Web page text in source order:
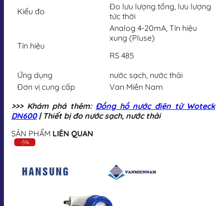
Kiểu đo
Đo lưu lượng tổng, lưu lượng
tức thời
Tín hiệu
Analog 4-20mA, Tín hiệu
xung (Pluse)
RS 485
Ứng dụng
nước sạch, nước thải
Đơn vị cung cấp
Van Miền Nam
>>> Khám phá thêm: Đồng hồ nước điện tử Woteck
DN600| Thiết bị đo nước sạch, nước thải
SẢN PHẨM LIÊN QUAN
-5%